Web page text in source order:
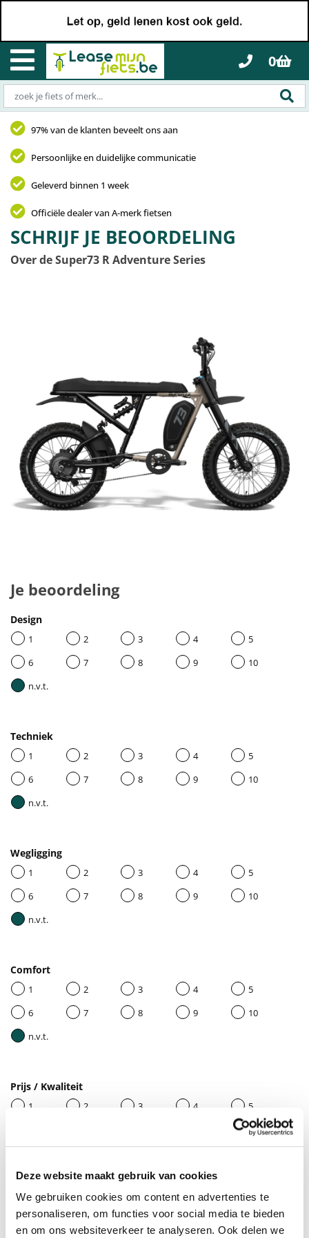
Deze website maakt gebruik van cookies
We gebruiken cookies om content en advertenties te
personaliseren, om functies voor social media te bieden
en om ons websiteverkeer te analyseren. Ook delen we
0
97% van de klanten beveelt ons aan
Persoonlijke en duidelijke communicatie
Geleverd binnen 1 week
Officiële dealer van A-merk fietsen
SCHRIJF JE BEOORDELING
Over de Super73 R Adventure Series
Je beoordeling
Design
1 2 3 4
5
6
7 8 9
10
n.v.t.
Techniek
1 2 3 4
5
6
7 8 9
10
n.v.t.
Wegligging
1 2 3 4
5
6
7 8 9
10
n.v.t.
Comfort
1 2 3 4
5
6
7 8 9
10
n.v.t.
Prijs / Kwaliteit
1 2 3 4
5
10
Geef je beoordeling een titel